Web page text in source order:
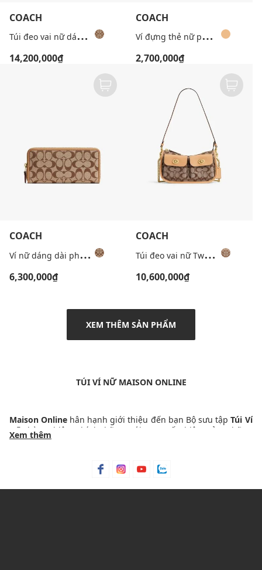
COACH
T
úi đeo vai nữ dáng trụ dài Kisslock 28 In Signature
14,200,000₫
COACH
V
í đựng thẻ nữ phom chữ nhật
2,700,000₫
COACH
V
í nữ dáng dài phom chữ nhật khóa zip
6,300,000₫
COACH
T
úi đeo vai nữ Twin Turnlock Waverly In Signature
10,600,000₫
XEM THÊM SẢN PHẨM
TÚI VÍ NỮ MAISON ONLINE
Maison Online hân hạnh giới thiệu đến bạn Bộ sưu tập Túi Ví
Nữ
hàng hiệu chính hãng với sự xuất hiện của những
thương hiệu nổi tiếng và đẳng cấp nhất trong làng thời trang
và nhiều tên tuổi hàng đầu khác.
NHỮNG DÒNG SẢN PHẨM ĐA DẠNG TRONG BỘ SƯU TẬP
Xem thêm